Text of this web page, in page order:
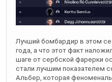
Лучший бомбардир в этом
года, а что этот факт
шаге от сербской фарерки
стали лучшим показателем
Альбер, которая